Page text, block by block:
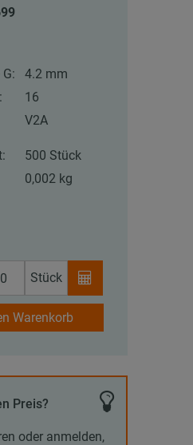
4.2 mm
16
V2A
500 Stück
0,002 kg
Stück
Warenkorb
Preis?
oder anmelden,